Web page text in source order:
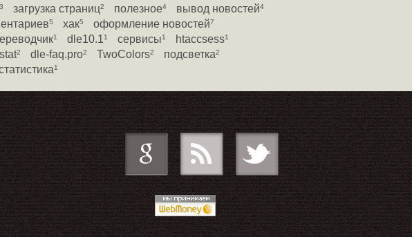
3 загрузка страниц2 полезное4 вывод новостей4
5 хак5 оформление новостей7
1 dle10.11 сервисы1 htaccsess1
2 dle-faq.pro2 TwoColors2 подсветка2
1